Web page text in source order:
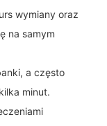
wymiany oraz
na samym
a często
minut.